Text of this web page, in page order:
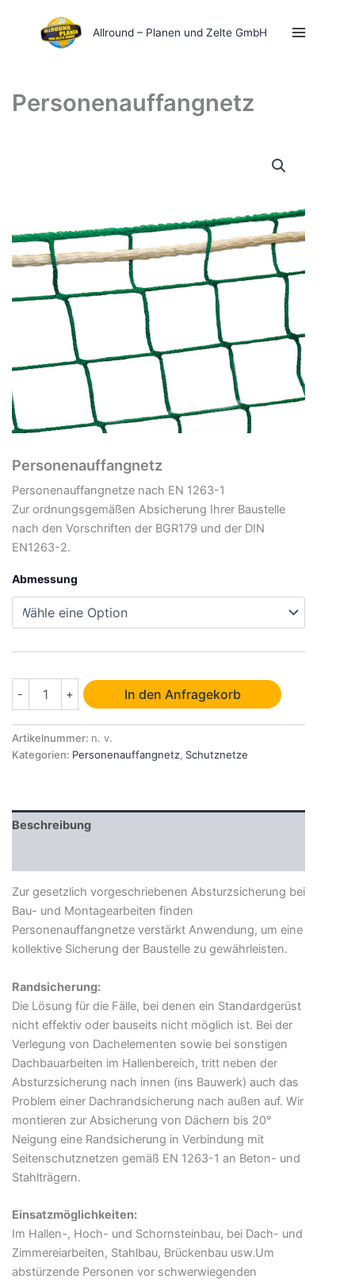
Inhalt
springen
Allround – Planen und Zelte GmbH
Personenauffangnetz
Personenauffangnetz
Personenauffangnetze nach EN 1263-1
Zur ordnungsgemäßen Absicherung Ihrer Baustelle
nach den Vorschriften der BGR179 und der DIN
EN1263-2.
Abmessung
-
Personenauffangnetz
Menge
+ In den Anfragekorb
Artikelnummer: n. v.
Kategorien: Personenauffangnetz, Schutznetze
Beschreibung
Zur gesetzlich vorgeschriebenen Absturzsicherung bei
Bau- und Montagearbeiten finden
Personenauffangnetze verstärkt Anwendung, um eine
kollektive Sicherung der Baustelle zu gewährleisten.
Randsicherung:
Die Lösung für die Fälle, bei denen ein Standardgerüst
nicht effektiv oder bauseits nicht möglich ist. Bei der
Verlegung von Dachelementen sowie bei sonstigen
Dachbauarbeiten im Hallenbereich, tritt neben der
Absturzsicherung nach innen (ins Bauwerk) auch das
Problem einer Dachrandsicherung nach außen auf. Wir
montieren zur Absicherung von Dächern bis 20°
Neigung eine Randsicherung in Verbindung mit
Seitenschutznetzen gemäß EN 1263-1 an Beton- und
Stahlträgern.
Einsatzmöglichkeiten:
Im Hallen-, Hoch- und Schornsteinbau, bei Dach- und
Zimmereiarbeiten, Stahlbau, Brückenbau usw.Um
abstürzende Personen vor schwerwiegenden